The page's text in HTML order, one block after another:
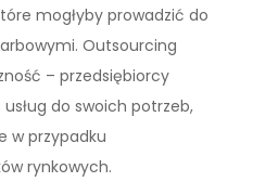
mogłyby prowadzić do
Outsourcing
– przedsiębiorcy
do swoich potrzeb,
w przypadku
rynkowych.